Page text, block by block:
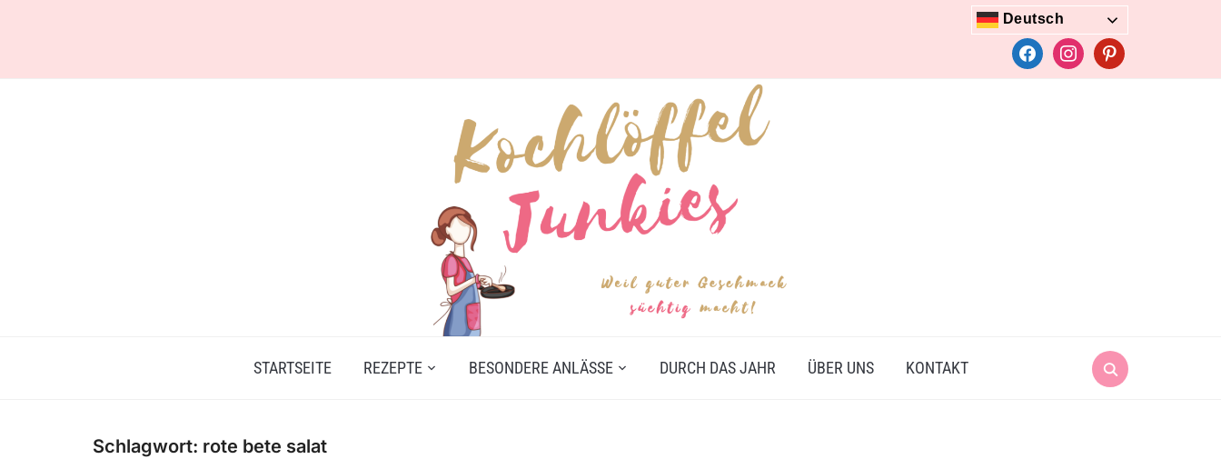
Deutsch
facebookinstagrampinterest
Search
for:
STARTSEITE REZEPTE BESONDERE ANLÄSSE DURCH DAS JAHR ÜBER UNS KONTAKT
Schlagwort: rote bete salat